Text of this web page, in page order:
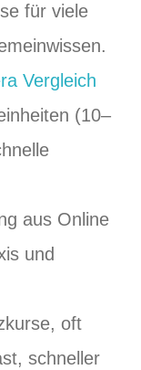
für viele
Vergleich
(10–
aus Online
und
oft
schneller